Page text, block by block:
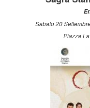
Sabato 20
Piazza